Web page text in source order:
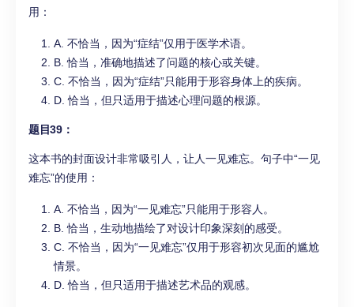
用：
A. 不恰当，因为“症结”仅用于医学术语。
B. 恰当，准确地描述了问题的核心或关键。
C. 不恰当，因为“症结”只能用于形容身体上的疾病。
D. 恰当，但只适用于描述心理问题的根源。
题目39：
这本书的封面设计非常吸引人，让人一见难忘。句子中“一见
难忘”的使用：
A. 不恰当，因为“一见难忘”只能用于形容人。
B. 恰当，生动地描绘了对设计印象深刻的感受。
C. 不恰当，因为“一见难忘”仅用于形容初次见面的尴尬
情景。
D. 恰当，但只适用于描述艺术品的观感。